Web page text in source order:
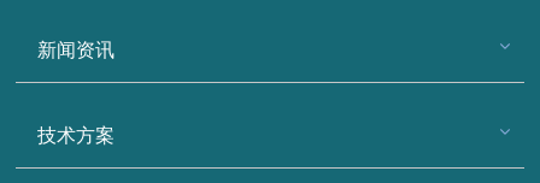
新闻资讯
技术方案